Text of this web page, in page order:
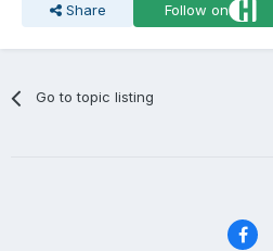
Share Follow on
Go to topic listing